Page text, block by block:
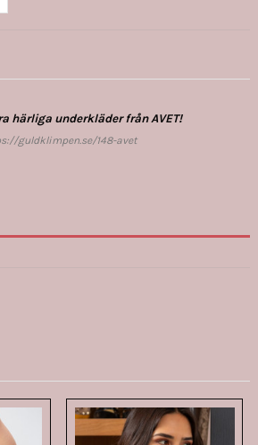
härliga underkläder från AVET!
guldklimpen.se/148-avet